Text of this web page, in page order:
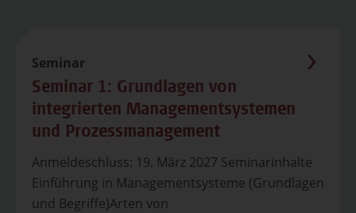
Seminar
Seminar 1: Grundlagen von
integrierten Managementsystemen
und Prozessmanagement
Anmeldeschluss: 19. März 2027 Seminarinhalte
Einführung in Managementsysteme (Grundlagen
und Begriffe)Arten von